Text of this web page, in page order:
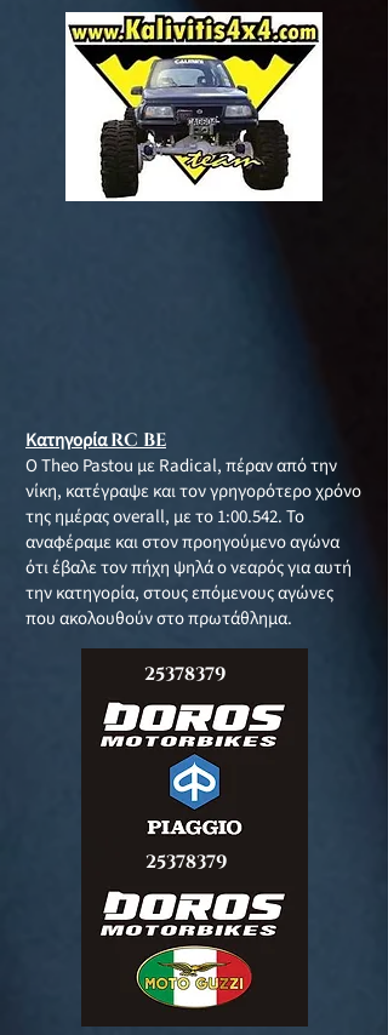
ΚατηγορίαRC BE
Ο Theo Pastou με Radical, πέραν από την
νίκη, κατέγραψε και τον γρηγορότερο χρόνο
της ημέρας overall, με το 1:00.542. Το
αναφέραμε και στον προηγούμενο αγώνα
ότι έβαλε τον πήχη ψηλά ο νεαρός για αυτή
την κατηγορία, στους επόμενους αγώνες
που ακολουθούν στο πρωτάθλημα.
25378379
25378379